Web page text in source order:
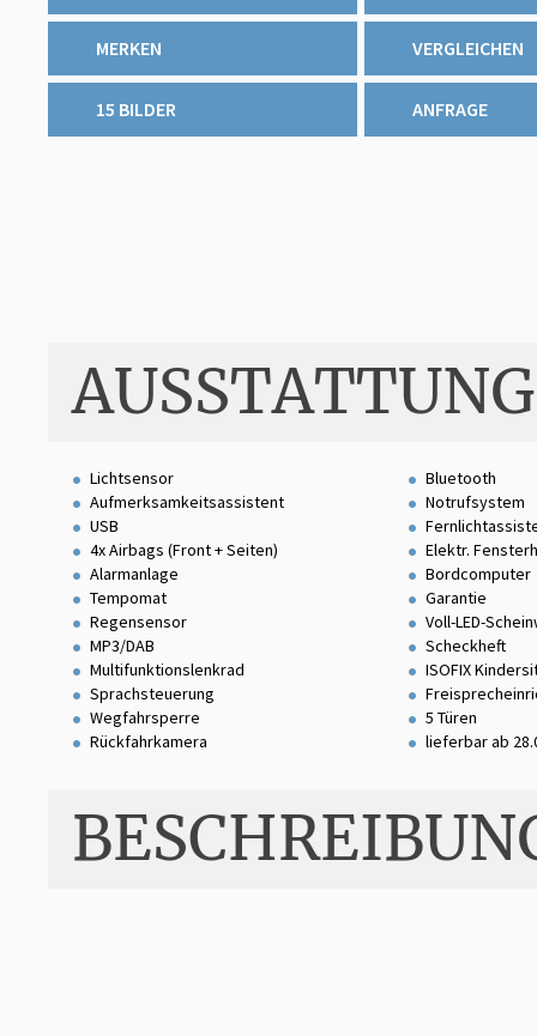
MERKEN VERGLEICHEN
15 BILDER ANFRAGE
AUSSTATTUNG
Lichtsensor
Bluetooth
Aufmerksamkeitsassistent
Notrufsystem
USB
4x Airbags (Front + Seiten)
Elektr.
Alarmanlage
Bordcomputer
Tempomat
Garantie
Regensensor
Voll-LED-
MP3/DAB
Scheckheft
Multifunktionslenkrad
ISOFIX
Sprachsteuerung
Wegfahrsperre
5 Türen
Rückfahrkamera
lieferbar ab